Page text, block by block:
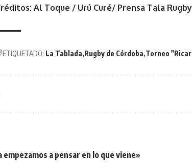
Al Toque / Urú Curé/ Prensa Tala
ETIQUETADO: La Tablada Rugby de Córdoba Torneo
empezamos a pensar en lo que viene»